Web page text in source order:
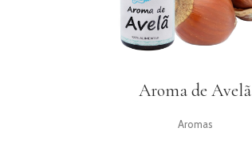
Aroma de Avelã
Aromas